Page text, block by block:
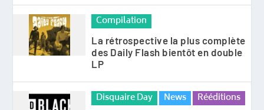
Compilation
La rétrospective la plus complète
des Daily Flash bientôt en double
LP
Disquaire Day News Rééditions